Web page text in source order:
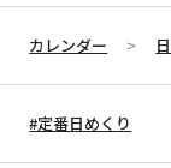
カレンダー
#定番日めくり